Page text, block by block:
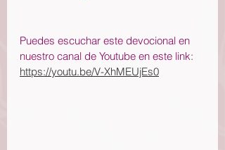
Puedes escuchar este devocional en
nuestro canal de Youtube en este link:
https://youtu.be/V-XhMEUjEs0